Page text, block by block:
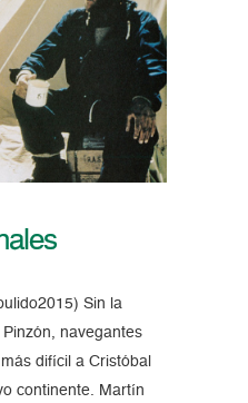
Sin la
navegantes
difícil a Cristóbal
continente. Martín